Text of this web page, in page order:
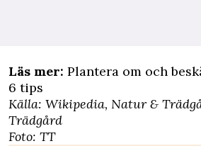
Läs mer: Plantera om och
6 tips
Källa: Wikipedia, Natur &
Trädgård
Foto: TT